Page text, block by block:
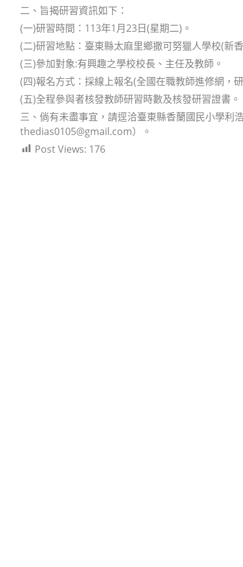
二、旨揭研習資訊如下：
(一)研習時間：113年1月23日(星期二)。
(二)研習地點：臺東縣太麻里鄉撒可努獵人學校(新
(三)參加對象:有興趣之學校校長、主任及教師。
(四)報名方式：採線上報名(全國在職教師進修網，
(五)全程參與者核發教師研習時數及核發研習證書。
三、倘有未盡事宜，請逕洽臺東縣香蘭國民小學利
thedias0105@gmail.com）。
Post Views: 176